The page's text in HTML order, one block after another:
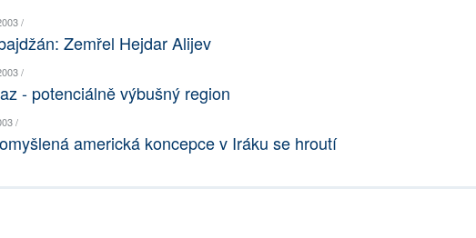
/
Zemřel Hejdar Alijev
/
- potenciálně výbušný region
/
americká koncepce v Iráku se hroutí